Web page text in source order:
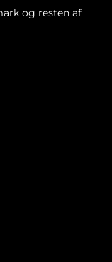
og resten af